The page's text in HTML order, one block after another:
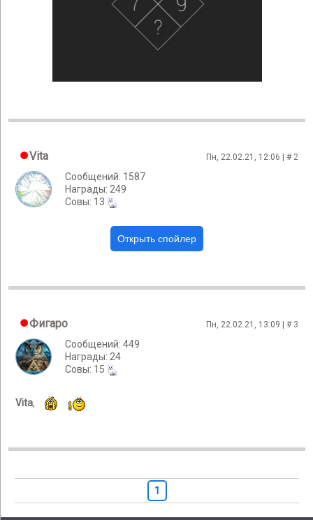
Vita Пн, 22.02.21, 12:06 | # 2
Сообщений: 1587
Награды: 249
Cовы: 13
Фигаро Пн, 22.02.21, 13:09 | # 3
Сообщений: 449
Награды: 24
Cовы: 15
Vita,
1